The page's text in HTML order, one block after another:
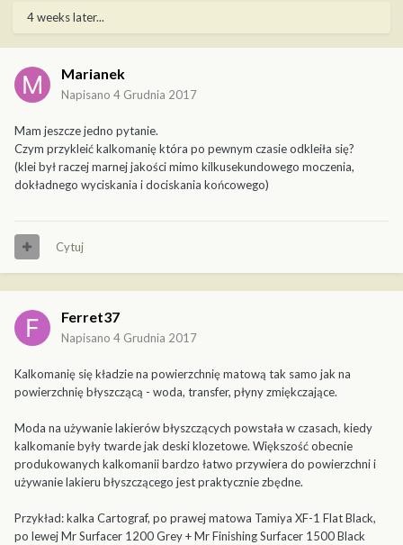
4 weeks later...
Marianek
Napisano 4 Grudnia 2017
Mam jeszcze jedno pytanie.
Czym przykleić kalkomanię która po pewnym czasie odkleiła się?
(klei był raczej marnej jakości mimo kilkusekundowego moczenia,
dokładnego wyciskania i dociskania końcowego)
Cytuj
Ferret37
Napisano 4 Grudnia 2017
Kalkomanię się kładzie na powierzchnię matową tak samo jak na
powierzchnię błyszczącą - woda, transfer, płyny zmiękczające.
Moda na używanie lakierów błyszczących powstała w czasach, kiedy
kalkomanie były twarde jak deski klozetowe. Większość obecnie
produkowanych kalkomanii bardzo łatwo przywiera do powierzchni i
używanie lakieru błyszczącego jest praktycznie zbędne.
Przykład: kalka Cartograf, po prawej matowa Tamiya XF-1 Flat Black,
po lewej Mr Surfacer 1200 Grey + Mr Finishing Surfacer 1500 Black